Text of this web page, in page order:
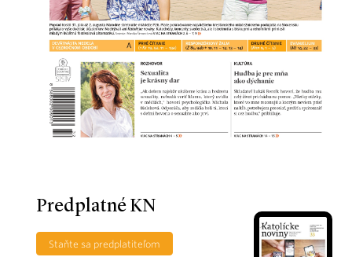
Predplatné KN
Staňte sa predplatiteľom